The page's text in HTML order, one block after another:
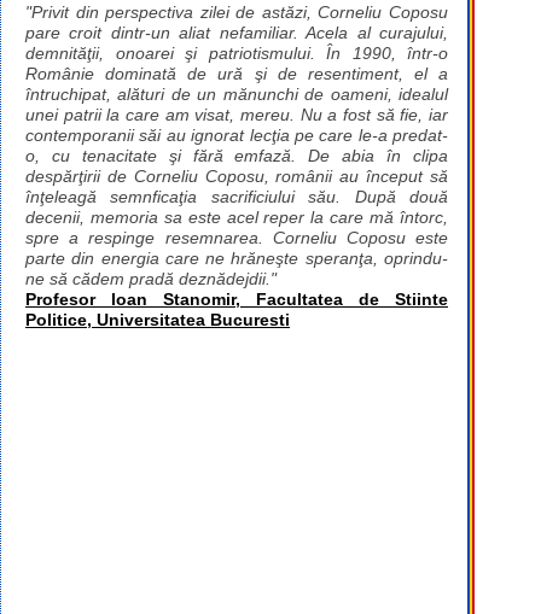
"Privit din perspectiva zilei de astăzi, Corneliu Coposu
pare croit dintr-un aliat nefamiliar. Acela al curajului,
demnităţii, onoarei şi patriotismului. În 1990, într-o
Românie dominată de ură şi de resentiment, el a
întruchipat, alături de un mănunchi de oameni, idealul
unei patrii la care am visat, mereu. Nu a fost să fie, iar
contemporanii săi au ignorat lecţia pe care le-a predat-
o, cu tenacitate şi fără emfază. De abia în clipa
despărţirii de Corneliu Coposu, românii au început să
înţeleagă semnficaţia sacrificiului său. După două
decenii, memoria sa este acel reper la care mă întorc,
spre a respinge resemnarea. Corneliu Coposu este
parte din energia care ne hrăneşte speranţa, oprindu-
ne să cădem pradă deznădejdii."
Profesor Ioan Stanomir, Facultatea de Stiinte
Politice, Universitatea Bucuresti